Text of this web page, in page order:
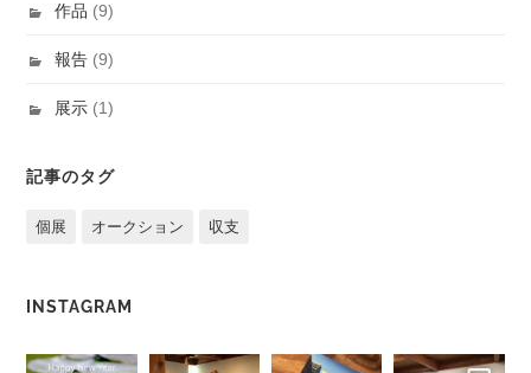
作品 (9)
報告 (9)
展示 (1)
記事のタグ
個展 オークション 収支
INSTAGRAM